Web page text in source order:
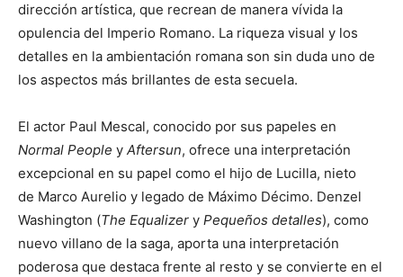
dirección artística, que recrean de manera vívida la
opulencia del Imperio Romano. La riqueza visual y los
detalles en la ambientación romana son sin duda uno de
los aspectos más brillantes de esta secuela.
El actor Paul Mescal, conocido por sus papeles en
Normal People y Aftersun, ofrece una interpretación
excepcional en su papel como el hijo de Lucilla, nieto
de Marco Aurelio y legado de Máximo Décimo. Denzel
Washington (The Equalizer y Pequeños detalles), como
nuevo villano de la saga, aporta una interpretación
poderosa que destaca frente al resto y se convierte en el